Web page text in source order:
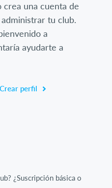
una cuenta de
tu club.
a
ayudarte a
Crear perfil
¿Suscripción básica o